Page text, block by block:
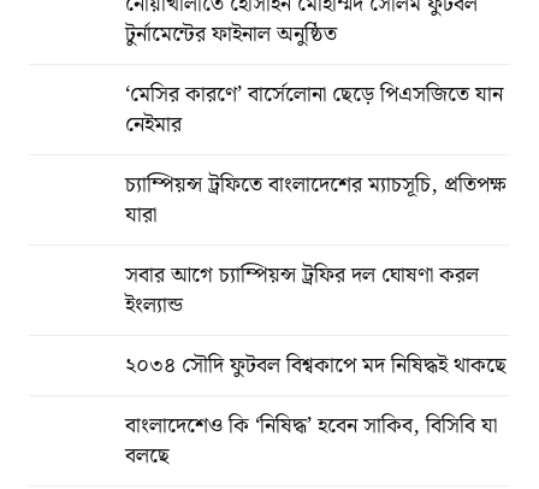
টুর্নামেন্টের ফাইনাল অনুষ্ঠিত
‘মেসির কারণে’ বার্সেলোনা ছেড়ে পিএসজিতে যান
নেইমার
চ্যাম্পিয়ন্স ট্রফিতে বাংলাদেশের ম্যাচসূচি, প্রতিপক্ষ
যারা
সবার আগে চ্যাম্পিয়ন্স ট্রফির দল ঘোষণা করল
ইংল্যান্ড
২০৩৪ সৌদি ফুটবল বিশ্বকাপে মদ নিষিদ্ধই থাকছে
বাংলাদেশেও কি ‘নিষিদ্ধ’ হবেন সাকিব, বিসিবি যা
বলছে